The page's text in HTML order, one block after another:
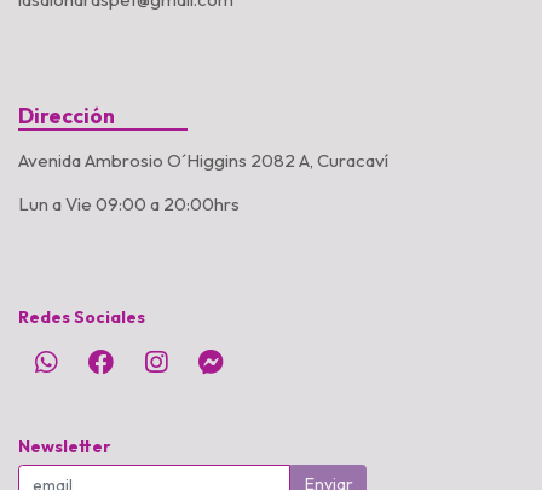
Dirección
Avenida Ambrosio O´Higgins 2082 A, Curacaví
Lun a Vie 09:00 a 20:00hrs
Redes Sociales
Newsletter
Enviar